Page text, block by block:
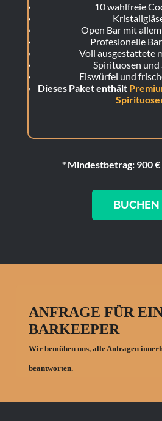
10 wahlfreie
Open Bar mit
Profesionelle
Voll ausgestattete
Spirituosen und
Eiswürfel und
Dieses Paket enthält
* Mindestbetrag: 900
BUCHEN